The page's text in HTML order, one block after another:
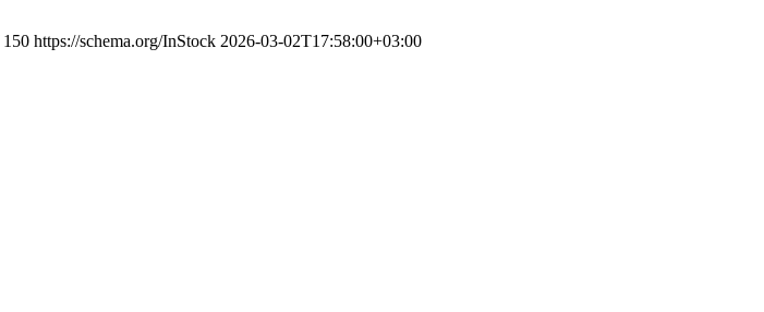
150 https://schema.org/InStock 2026-03-02T17:58:00+03:00